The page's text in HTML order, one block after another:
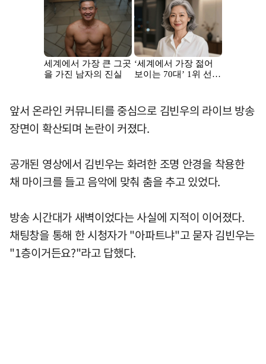
앞서 온라인 커뮤니티를 중심으로 김빈우의 라이브 방송
장면이 확산되며 논란이 커졌다.
공개된 영상에서 김빈우는 화려한 조명 안경을 착용한
채 마이크를 들고 음악에 맞춰 춤을 추고 있었다.
방송 시간대가 새벽이었다는 사실에 지적이 이어졌다.
채팅창을 통해 한 시청자가 "아파트냐"고 묻자 김빈우는
"1층이거든요?"라고 답했다.